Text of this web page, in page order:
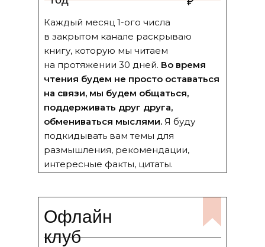
Каждый месяц 1-ого числа
в закрытом канале раскрываю
книгу, которую мы читаем
на протяжении 30 дней. Во время
чтения будем не просто оставаться
на связи, мы будем общаться,
поддерживать друг друга,
обмениваться мыслями. Я буду
подкидывать вам темы для
размышления, рекомендации,
интересные факты, цитаты.
Офлайн
клуб